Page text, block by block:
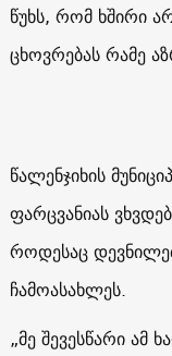
წუხს, რომ ხშირი
ცხოვრებას რამე
წალენჯიხის
ფარცვანიას
როდესაც
ჩამოასახლეს.
„მე შევესწარი ამ